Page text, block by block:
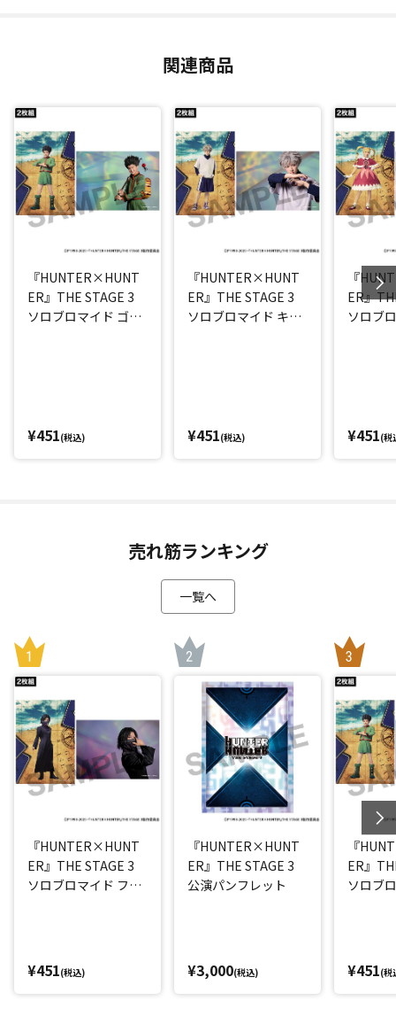
関連商品
『HUNTER×HUNT
ER』THE STAGE 3
ソロブロマイド ゴン
¥451(税込)
『HUNTER×HUNT
ER』THE STAGE 3
ソロブロマイド キル
¥451(税込)
『
ER』
ソロブ
¥451(税
売れ筋ランキング
一覧へ
『HUNTER×HUNT
ER』THE STAGE 3
ソロブロマイド フェ
¥451(税込)
『HUNTER×HUNT
ER』THE STAGE 3
公演パンフレット
¥3,000(税込)
『
ER』
ソロブ
¥451(税